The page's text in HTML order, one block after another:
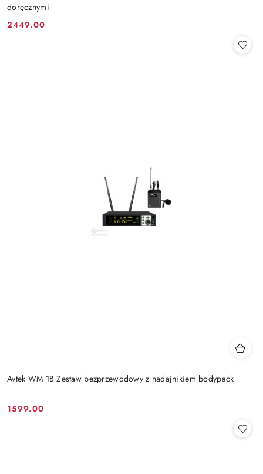
doręcznymi
Cena:
2449.00
Avtek WM 1B Zestaw bezprzewodowy z nadajnikiem bodypack
Cena:
1599.00